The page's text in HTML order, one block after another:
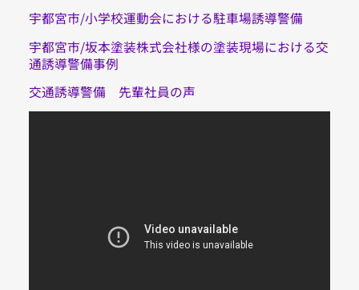
宇都宮市/小学校運動会における駐車場誘導警備
宇都宮市/坂本塗装株式会社様の塗装現場における交
通誘導警備事例
交通誘導警備 先輩社員の声